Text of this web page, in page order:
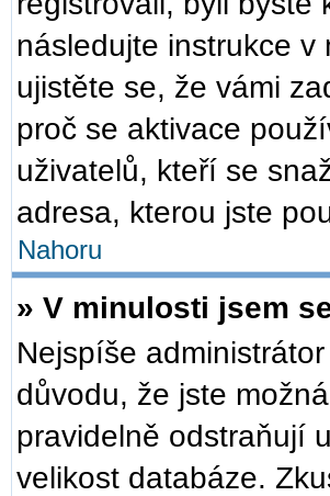
následujte instrukce
ujistěte se, že vámi
proč se aktivace
uživatelů, kteří se
adresa, kterou jste
Nahoru
» V minulosti jsem
Nejspíše
důvodu, že jste
pravidelně odstraňují
velikost databáze.